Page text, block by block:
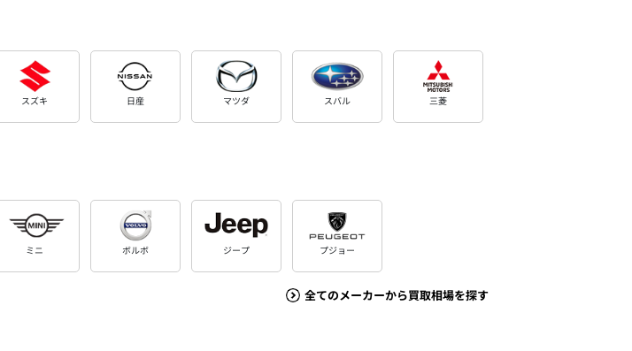
スズキ 日産 マツダ スバル 三菱
ミニ ボルボ ジープ プジョー
全てのメーカーから買取相場を探す